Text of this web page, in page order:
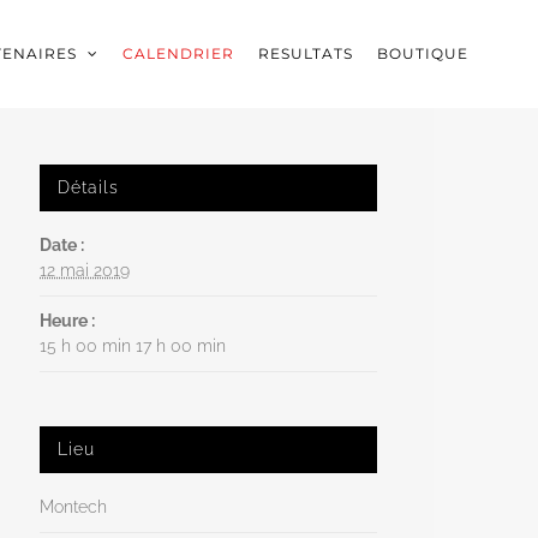
CALENDRIER RESULTATS BOUTIQUE
Détails
Date :
12 mai 2019
Heure :
15 h 00 min 17 h 00 min
Lieu
Montech